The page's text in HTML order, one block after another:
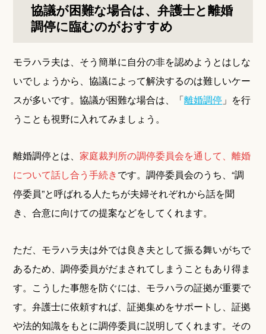
協議が困難な場合は、弁護士と離婚
調停に臨むのがおすすめ
モラハラ夫は、そう簡単に自分の非を認めようとはしな
いでしょうから、協議によって解決するのは難しいケー
スが多いです。協議が困難な場合は、「離婚調停 」を行
うことも視野に入れてみましょう。
離婚調停とは、家庭裁判所の調停委員会を通して、離婚
について話し合う手続きです。調停委員会のうち、“調
停委員”と呼ばれる人たちが夫婦それぞれから話を聞
き、合意に向けての提案などをしてくれます。
ただ、モラハラ夫は外では良き夫として振る舞いがちで
あるため、調停委員がだまされてしまうこともあり得ま
す。こうした事態を防ぐには、モラハラの証拠が重要で
す。弁護士に依頼すれば、証拠集めをサポートし、証拠
や法的知識をもとに調停委員に説明してくれます。その